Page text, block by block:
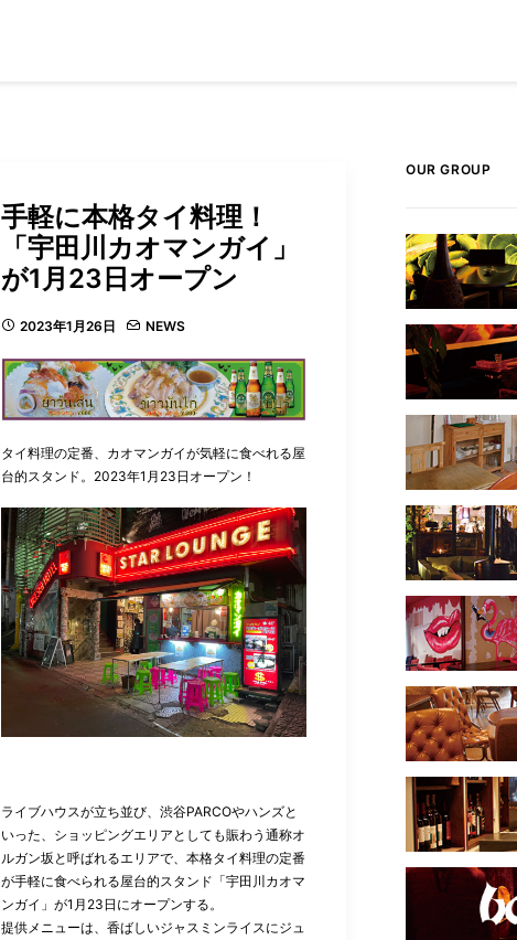
手軽に本格タイ料理！
「宇田川カオマンガイ」
が1月23日オープン
2023年1月26日 NEWS
タイ料理の定番、カオマンガイが気軽に食べれる屋
台的スタンド。2023年1月23日オープン！
ライブハウスが立ち並び、渋谷PARCOやハンズと
いった、ショッピングエリアとしても賑わう通称オ
ルガン坂と呼ばれるエリアで、本格タイ料理の定番
が手軽に食べられる屋台的スタンド「宇田川カオマ
ンガイ」が1月23日にオープンする。
提供メニューは、香ばしいジャスミンライスにジュ
OUR GROUP